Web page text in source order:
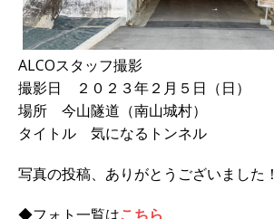
ALCOスタッフ撮影
撮影日 ２０２３年２月５日（日）
場所 今山隧道（南山城村）
タイトル 気になるトンネル
写真の投稿、ありがとうございました！
◆フォト一覧はこちら